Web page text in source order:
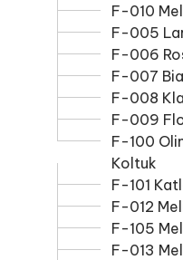
F-010
F-005
F-006
F-007
F-008
F-009
F-100
Koltuk
F-101
F-012
F-105
F-013